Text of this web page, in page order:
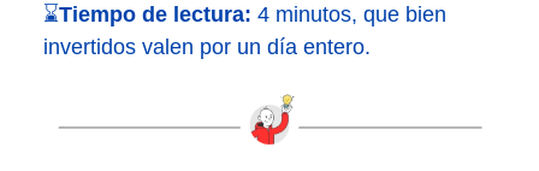
⌛Tiempo de lectura: 4 minutos, que bien
invertidos valen por un día entero.